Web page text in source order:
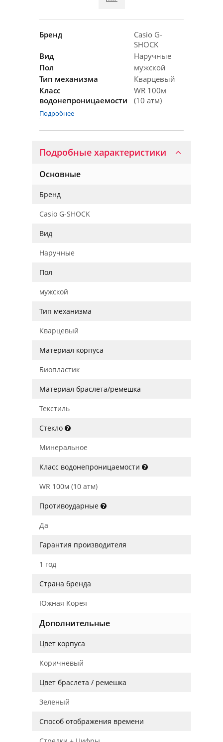
Бренд
Casio G-
SHOCK
Вид
Наручные
Пол
мужской
Тип механизма
Кварцевый
Класс
водонепроницаемости
WR 100м
(10 атм)
Подробнее
Подробные характеристики
Основные
Бренд
Casio G-SHOCK
Вид
Наручные
Пол
мужской
Тип механизма
Кварцевый
Материал корпуса
Биопластик
Материал браслета/ремешка
Текстиль
Стекло
Минеральное
Класс водонепроницаемости
WR 100м (10 атм)
Противоударные
Да
Гарантия производителя
1 год
Страна бренда
Южная Корея
Дополнительные
Цвет корпуса
Коричневый
Цвет браслета / ремешка
Зеленый
Способ отображения времени